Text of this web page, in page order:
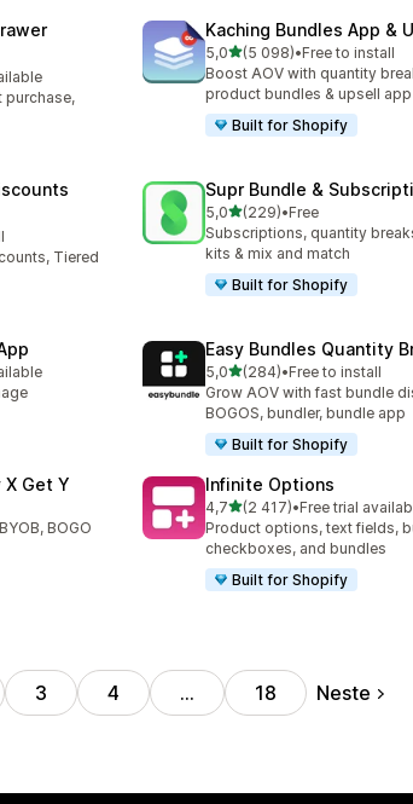
purchase,
Kaching Bundles App &
5,0av 5 stjerner
(5 098)
Totalt 5098 omtaler
•Free to install
Boost AOV with quantity
product bundles & upsell app
Built for Shopify
Tiered
Supr Bundle &
5,0av 5 stjerner
(229)
Totalt 229 omtaler
•Free
Subscriptions, quantity
kits & mix and match
Built for Shopify
Easy Bundles Quantity
5,0av 5 stjerner
(284)
Totalt 284 omtaler
•Free to install
Grow AOV with fast bundle
BOGOS, bundler, bundle app
Built for Shopify
X Get Y
BOGO
Infinite Options
4,7av 5 stjerner
(2 417)
Totalt 2417 omtaler
•Free trial
Product options, text fields,
checkboxes, and bundles
Built for Shopify
3 4 … 18 Neste